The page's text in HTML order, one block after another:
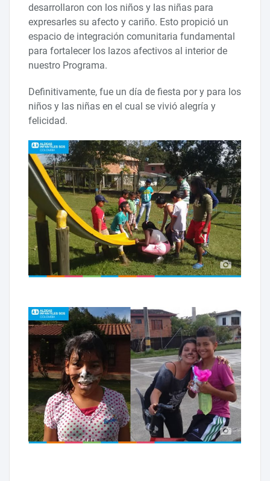
desarrollaron con los niños y las niñas para
expresarles su afecto y cariño. Esto propició un
espacio de integración comunitaria fundamental
para fortalecer los lazos afectivos al interior de
nuestro Programa.
Definitivamente, fue un día de fiesta por y para los
niños y las niñas en el cual se vivió alegría y
felicidad.